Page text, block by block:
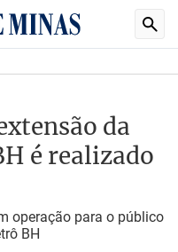
da
é realizado
operação para o público
BH